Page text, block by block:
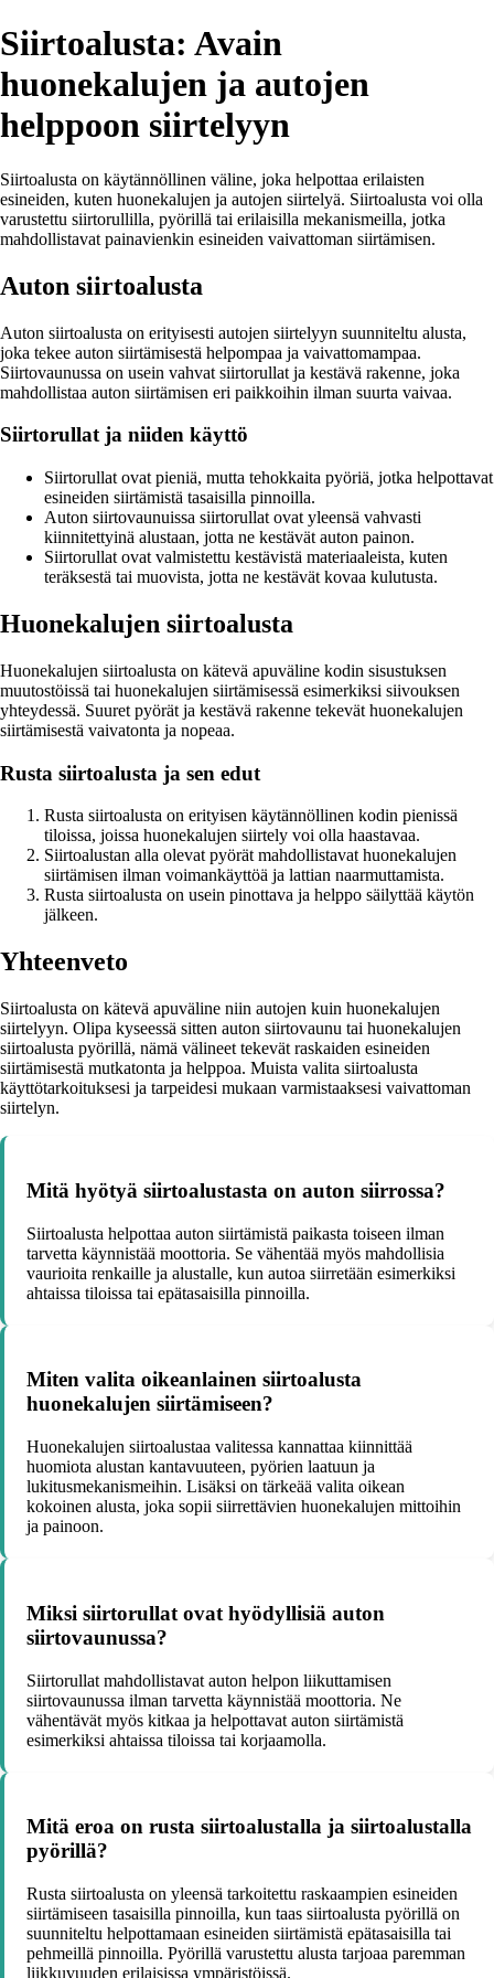
Siirtoalusta: Avain
huonekalujen ja autojen
helppoon siirtelyyn
Siirtoalusta on käytännöllinen väline, joka helpottaa erilaisten
esineiden, kuten huonekalujen ja autojen siirtelyä. Siirtoalusta voi olla
varustettu siirtorullilla, pyörillä tai erilaisilla mekanismeilla, jotka
mahdollistavat painavienkin esineiden vaivattoman siirtämisen.
Auton siirtoalusta
Auton siirtoalusta on erityisesti autojen siirtelyyn suunniteltu alusta,
joka tekee auton siirtämisestä helpompaa ja vaivattomampaa.
Siirtovaunussa on usein vahvat siirtorullat ja kestävä rakenne, joka
mahdollistaa auton siirtämisen eri paikkoihin ilman suurta vaivaa.
Siirtorullat ja niiden käyttö
Siirtorullat ovat pieniä, mutta tehokkaita pyöriä, jotka helpottavat
esineiden siirtämistä tasaisilla pinnoilla.
Auton siirtovaunuissa siirtorullat ovat yleensä vahvasti
kiinnitettyinä alustaan, jotta ne kestävät auton painon.
Siirtorullat ovat valmistettu kestävistä materiaaleista, kuten
teräksestä tai muovista, jotta ne kestävät kovaa kulutusta.
Huonekalujen siirtoalusta
Huonekalujen siirtoalusta on kätevä apuväline kodin sisustuksen
muutostöissä tai huonekalujen siirtämisessä esimerkiksi siivouksen
yhteydessä. Suuret pyörät ja kestävä rakenne tekevät huonekalujen
siirtämisestä vaivatonta ja nopeaa.
Rusta siirtoalusta ja sen edut
Rusta siirtoalusta on erityisen käytännöllinen kodin pienissä
tiloissa, joissa huonekalujen siirtely voi olla haastavaa.
Siirtoalustan alla olevat pyörät mahdollistavat huonekalujen
siirtämisen ilman voimankäyttöä ja lattian naarmuttamista.
Rusta siirtoalusta on usein pinottava ja helppo säilyttää käytön
jälkeen.
Yhteenveto
Siirtoalusta on kätevä apuväline niin autojen kuin huonekalujen
siirtelyyn. Olipa kyseessä sitten auton siirtovaunu tai huonekalujen
siirtoalusta pyörillä, nämä välineet tekevät raskaiden esineiden
siirtämisestä mutkatonta ja helppoa. Muista valita siirtoalusta
käyttötarkoituksesi ja tarpeidesi mukaan varmistaaksesi vaivattoman
siirtelyn.
Mitä hyötyä siirtoalustasta on auton siirrossa?
Siirtoalusta helpottaa auton siirtämistä paikasta toiseen ilman
tarvetta käynnistää moottoria. Se vähentää myös mahdollisia
vaurioita renkaille ja alustalle, kun autoa siirretään esimerkiksi
ahtaissa tiloissa tai epätasaisilla pinnoilla.
Miten valita oikeanlainen siirtoalusta
huonekalujen siirtämiseen?
Huonekalujen siirtoalustaa valitessa kannattaa kiinnittää
huomiota alustan kantavuuteen, pyörien laatuun ja
lukitusmekanismeihin. Lisäksi on tärkeää valita oikean
kokoinen alusta, joka sopii siirrettävien huonekalujen mittoihin
ja painoon.
Miksi siirtorullat ovat hyödyllisiä auton
siirtovaunussa?
Siirtorullat mahdollistavat auton helpon liikuttamisen
siirtovaunussa ilman tarvetta käynnistää moottoria. Ne
vähentävät myös kitkaa ja helpottavat auton siirtämistä
esimerkiksi ahtaissa tiloissa tai korjaamolla.
Mitä eroa on rusta siirtoalustalla ja siirtoalustalla
pyörillä?
Rusta siirtoalusta on yleensä tarkoitettu raskaampien esineiden
siirtämiseen tasaisilla pinnoilla, kun taas siirtoalusta pyörillä on
suunniteltu helpottamaan esineiden siirtämistä epätasaisilla tai
pehmeillä pinnoilla. Pyörillä varustettu alusta tarjoaa paremman
liikkuvuuden erilaisissa ympäristöissä.